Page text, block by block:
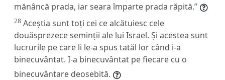
mănâncă prada, iar seara împarte prada răpită.”
28 Aceștia sunt toți cei ce alcătuiesc cele
douăsprezece seminții ale lui Israel. Și acestea sunt
lucrurile pe care li le-a spus tatăl lor când i-a
binecuvântat. I-a binecuvântat pe fiecare cu o
binecuvântare deosebită.